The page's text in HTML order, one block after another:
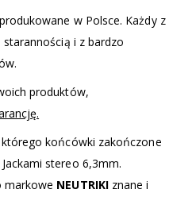
w Polsce. Każdy z
i z bardzo
produktów,
końcówki zakończone
stereo 6,3mm.
markowe NEUTRIKIznane i